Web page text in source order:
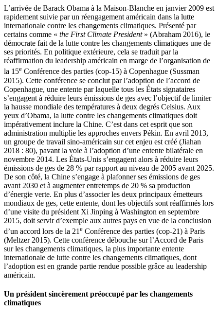
L’arrivée de Barack Obama à la Maison-Blanche en janvier 2009 est
rapidement suivie par un réengagement américain dans la lutte
internationale contre les changements climatiques. Présenté par
certains comme « the First Climate President» (Abraham 2016), le
démocrate fait de la lutte contre les changements climatiques une de
ses priorités. En politique extérieure, cela se traduit par la
réaffirmation du leadership américain en marge de l’organisation de
la 15e Conférence des parties (cop-15) à Copenhague (Sussman
2015). Cette conférence se conclut par l’adoption de l’accord de
Copenhague, une entente par laquelle tous les États signataires
s’engagent à réduire leurs émissions de ges avec l’objectif de limiter
la hausse mondiale des températures à deux degrés Celsius. Aux
yeux d’Obama, la lutte contre les changements climatiques doit
impérativement inclure la Chine. C’est dans cet esprit que son
administration multiplie les approches envers Pékin. En avril 2013,
un groupe de travail sino-américain sur cet enjeu est créé (Jiahan
2018 : 80), pavant la voie à l’adoption d’une entente bilatérale en
novembre 2014. Les États-Unis s’engagent alors à réduire leurs
émissions de ges de 28 % par rapport au niveau de 2005 avant 2025.
De son côté, la Chine s’engage à plafonner ses émissions de ges
avant 2030 et à augmenter entretemps de 20 % sa production
d’énergie verte. En plus d’associer les deux principaux émetteurs
mondiaux de ges, cette entente, dont les objectifs sont réaffirmés lors
d’une visite du président Xi Jinping à Washington en septembre
2015, doit servir d’exemple aux autres pays en vue de la conclusion
d’un accord lors de la 21 e Conférence des parties (cop-21) à Paris
(Meltzer 2015). Cette conférence débouche sur l’Accord de Paris
sur les changements climatiques, la plus importante entente
internationale de lutte contre les changements climatiques, dont
l’adoption est en grande partie rendue possible grâce au leadership
américain.
Un président sincèrement préoccupé par les changements
climatiques